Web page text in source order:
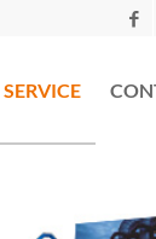
SERVICE